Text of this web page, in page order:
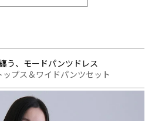
う、モードパンツドレス
プス＆ワイドパンツセット